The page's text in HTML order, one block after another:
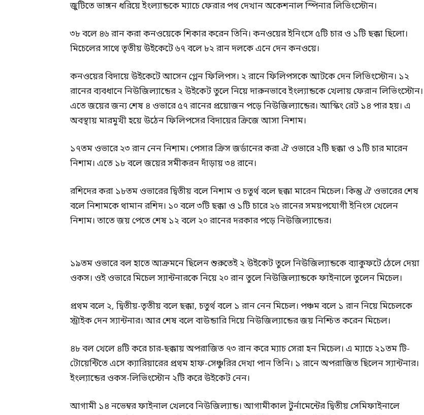
জুটিতে ভাঙ্গন ধরিয়ে ইংল্যান্ডকে ম্যাচে ফেরার পথ দেখান অকেশনাল স্পিনার লিভিংস্টোন।
৩৮ বলে ৪৬ রান করা কনওয়েকে শিকার করেন তিনি। কনওয়ের ইনিংসে ৫টি চার ও ১টি ছক্কা ছিলো।
মিচেলের সাথে তৃতীয় উইকেটে ৬৭ বলে ৮২ রান দলকে এনে দেন কনওয়ে।
কনওয়ের বিদায়ে উইকেটে আসেন গ্লেন ফিলিপস। ২ রানে ফিলিপসকে আটকে দেন লিভিংস্টোন। ১২
রানের ব্যবধানে নিউজিল্যান্ডের ২ উইকেট তুলে নিয়ে দারুনভাবে ইংল্যান্ডকে খেলায় ফেরান লিভিংস্টোন।
এতে জয়ের জন্য শেষ ৪ ওভারে ৫৭ রানের প্রয়োজন পড়ে নিউজিল্যান্ডের। আস্কিং রেট ১৪ পার হয়। এ
অবস্থায় মারমুখী হয়ে উঠেন ফিলিপসের বিদায়ের ক্রিজে আসা নিশাম।
১৭তম ওভারে ২৩ রান নেন নিশাম। পেসার ক্রিস জর্ডানের করা ঐ ওভারে ২টি ছক্কা ও ১টি চার মারেন
নিশাম। এতে ১৮ বলে জয়ের সমীকরন দাঁড়ায় ৩৪ রানে।
রশিদের করা ১৮তম ওভারের দ্বিতীয় বলে নিশাম ও চতুর্থ বলে ছক্কা মারেন মিচেল। কিন্তু ঐ ওভারের শেষ
বলে নিশামকে থামান রশিদ। ১০ বলে ৩টি ছক্কা ও ১টি চারে ২৬ রানের সময়পযোগী ইনিংস খেলেন
নিশাম। তাতে জয় পেতে শেষ ১২ বলে ২০ রানের দরকার পড়ে নিউজিল্যান্ডের।
১৯তম ওভারে বল হাতে আক্রমনে ছিলেন শুরুতেই ২ উইকেট তুলে নিউজিল্যান্ডকে ব্যাকুফটে ঠেলে দেয়া
ওকস। ওই ওভারে মিচেল স্যান্টনারকে নিয়ে ২০ রান তুলে নিউজিল্যান্ডকে ফাইনালে তুলেন মিচেল।
প্রথম বলে ২, দ্বিতীয়-তৃতীয় বলে ছক্কা, চতুর্থ বলে ১ রান নেন মিচেল। পঞ্চম বলে ১ রান নিয়ে মিচেলকে
স্ট্রাইক দেন স্যান্টনার। আর শেষ বলে বাউন্ডারি দিয়ে নিউজিল্যান্ডের জয় নিশ্চিত করেন মিচেল।
৪৮ বল খেলে ৪টি করে চার-ছক্কায় অপরাজিত ৭৩ রান করে ম্যাচ সেরা হন মিচেল। এ ম্যাচে ২১তম টি-
টোয়েন্টিতে এসে ক্যারিয়ারের প্রথম হাফ-সেঞ্চুরির দেখা পান তিনি। ১ রানে অপরাজিত ছিলেন স্যান্টনার।
ইংল্যান্ডের ওকস-লিভিংস্টোন ২টি করে উইকেট নেন।
আগামী ১৪ নভেম্বর ফাইনাল খেলবে নিউজিল্যান্ড। আগামীকাল টুর্নামেন্টের দ্বিতীয় সেমিফাইনালে